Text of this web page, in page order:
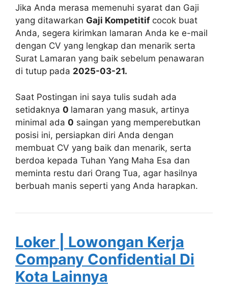
Jika Anda merasa memenuhi syarat dan Gaji
yang ditawarkan Gaji Kompetitif cocok buat
Anda, segera kirimkan lamaran Anda ke e-mail
dengan CV yang lengkap dan menarik serta
Surat Lamaran yang baik sebelum penawaran
di tutup pada 2025-03-21.
Saat Postingan ini saya tulis sudah ada
setidaknya 0 lamaran yang masuk, artinya
minimal ada 0 saingan yang memperebutkan
posisi ini, persiapkan diri Anda dengan
membuat CV yang baik dan menarik, serta
berdoa kepada Tuhan Yang Maha Esa dan
meminta restu dari Orang Tua, agar hasilnya
berbuah manis seperti yang Anda harapkan.
Loker | Lowongan Kerja
Company Confidential Di
Kota Lainnya